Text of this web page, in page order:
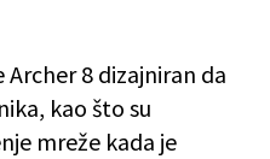
8 dizajniran da
kao što su
mreže kada je